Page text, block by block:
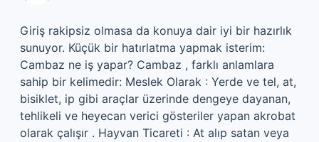
Giriş rakipsiz olmasa da konuya dair iyi bir hazırlık
sunuyor. Küçük bir hatırlatma yapmak isterim:
Cambaz ne iş yapar? Cambaz , farklı anlamlara
sahip bir kelimedir: Meslek Olarak : Yerde ve tel, at,
bisiklet, ip gibi araçlar üzerinde dengeye dayanan,
tehlikeli ve heyecan verici gösteriler yapan akrobat
olarak çalışır . Hayvan Ticareti : At alıp satan veya